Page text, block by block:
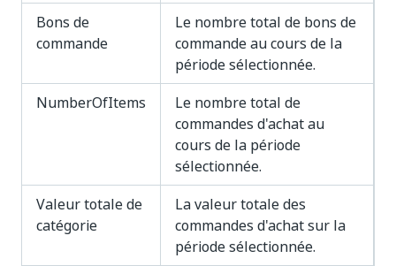
Bons de
commande
Le nombre total de bons de
commande au cours de la
période sélectionnée.
NumberOfItems
Le nombre total de
commandes d'achat au
cours de la période
sélectionnée.
Valeur totale de
catégorie
La valeur totale des
commandes d'achat sur la
période sélectionnée.